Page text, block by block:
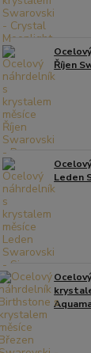
Říjen
Leden